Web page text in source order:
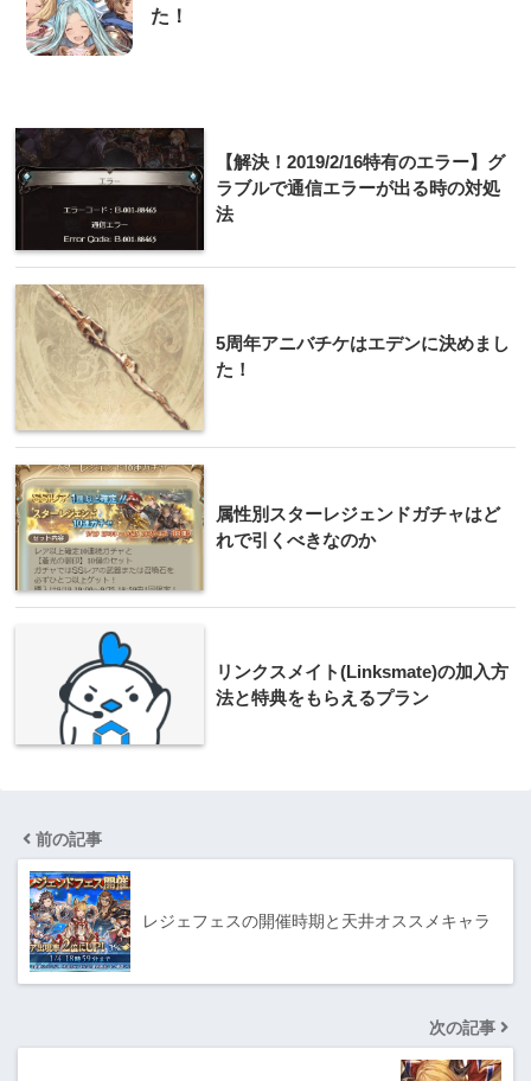
た！
【解決！2019/2/16特有のエラー】グ
ラブルで通信エラーが出る時の対処
法
5周年アニバチケはエデンに決めまし
た！
属性別スターレジェンドガチャはど
れで引くべきなのか
リンクスメイト(Linksmate)の加入方
法と特典をもらえるプラン
前の記事
レジェフェスの開催時期と天井オススメキャラ
次の記事